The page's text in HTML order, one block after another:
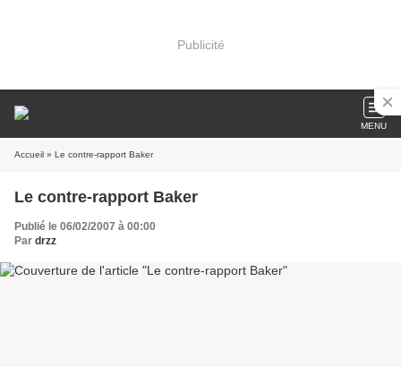
Publicité
MENU
Accueil » Le contre-rapport Baker
Le contre-rapport Baker
Publié le 06/02/2007 à 00:00
Par drzz